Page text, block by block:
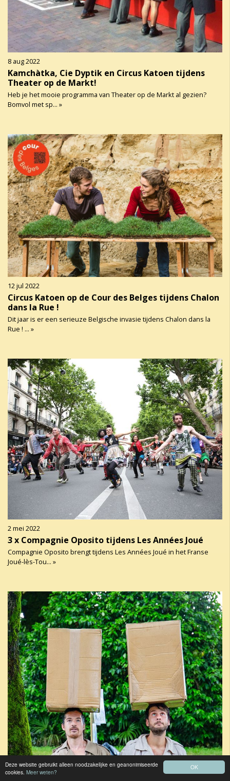
OK
Deze website gebruikt alleen noodzakelijke en geanonimiseerde
cookies. Meer weten?
8 aug 2022
Kamchàtka, Cie Dyptik en Circus Katoen tijdens
Theater op de Markt!
Heb je het mooie programma van Theater op de Markt al gezien?
Bomvol met sp... »
12 jul 2022
Circus Katoen op de Cour des Belges tijdens Chalon
dans la Rue !
Dit jaar is er een serieuze Belgische invasie tijdens Chalon dans la
Rue ! ... »
2 mei 2022
3 x Compagnie Oposito tijdens Les Années Joué
Compagnie Oposito brengt tijdens Les Années Joué in het Franse
Joué-lès-Tou... »